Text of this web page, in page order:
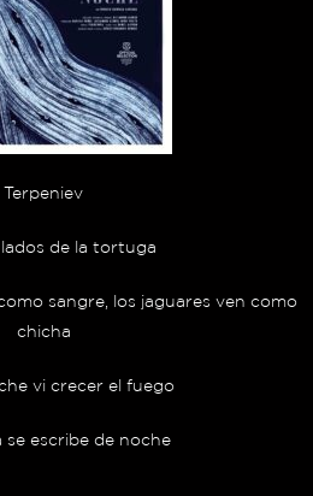
Terpeniev
de la tortuga
sangre, los jaguares ven como
chicha
vi crecer el fuego
se escribe de noche